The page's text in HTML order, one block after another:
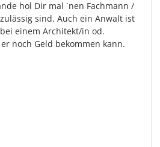
hol Dir mal `nen Fachmann /
sind. Auch ein Anwalt ist
einem Architekt/in od.
noch Geld bekommen kann.